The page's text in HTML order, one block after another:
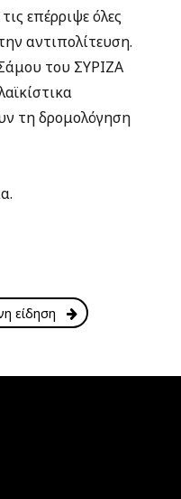
επέρριψε όλες
αντιπολίτευση.
του ΣΥΡΙΖΑ
τη δρομολόγηση
είδηση